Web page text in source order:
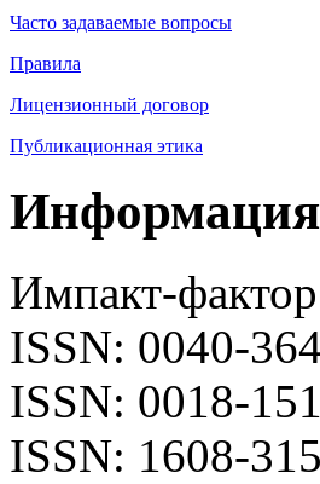
Часто задаваемые вопросы
Правила
Лицензионный договор
Публикационная этика
Информация
Импакт-
ISSN: 0040-
ISSN: 0018-
ISSN: 1608-